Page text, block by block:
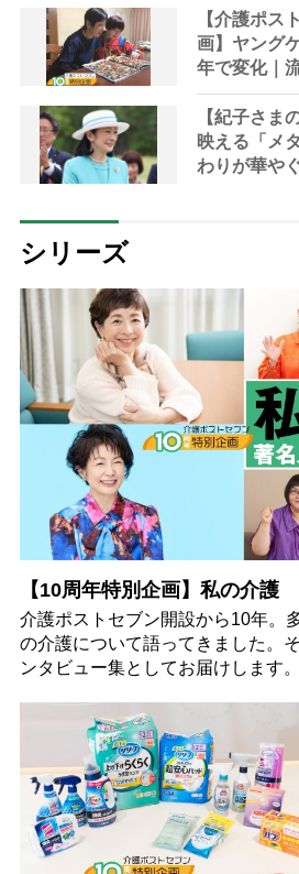
【介護ポス
画】ヤング
年で変化｜
ト、法律に
て現在は？
【紀子さま
映える「メ
わりが華や
シリーズ
【10周年特別企画】私の介護
介護ポストセブン開設から10年。
の介護について語ってきました。
ンタビュー集としてお届けします。